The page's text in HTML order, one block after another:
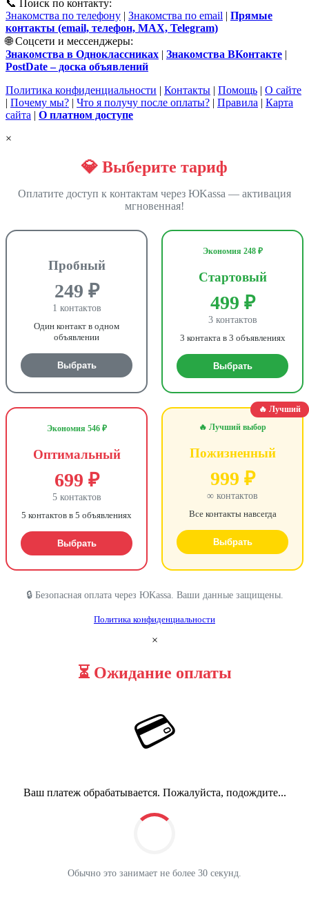
📞 Поиск по контакту:
Знакомства по телефону | Знакомства по email | Прямые
контакты (email, телефон, MAX, Telegram)
🌐 Соцсети и мессенджеры:
Знакомства в Одноклассниках | Знакомства ВКонтакте |
PostDate – доска объявлений
Политика конфиденциальности | Контакты | Помощь | О сайте
| Почему мы? | Что я получу после оплаты? | Правила | Карта
сайта | О платном доступе
×
💎 Выберите тариф
Оплатите доступ к контактам через ЮKassa — активация
мгновенная!
Пробный
249 ₽
1 контактов
Один контакт в одном
объявлении
Выбрать
Экономия 248 ₽
Стартовый
499 ₽
3 контактов
3 контакта в 3 объявлениях
Выбрать
Экономия 546 ₽
Оптимальный
699 ₽
5 контактов
5 контактов в 5 объявлениях
Выбрать
🔥 Лучший
🔥 Лучший выбор
Пожизненный
999 ₽
∞ контактов
Все контакты навсегда
Выбрать
🔒 Безопасная оплата через ЮKassa. Ваши данные защищены.
Политика конфиденциальности
×
⏳ Ожидание оплаты
💳
Ваш платеж обрабатывается. Пожалуйста, подождите...
Обычно это занимает не более 30 секунд.